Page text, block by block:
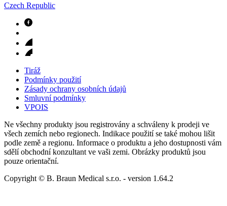
Czech Republic
Tiráž
Podmínky použití
Zásady ochrany osobních údajů
Smluvní podmínky
VPOIS
Ne všechny produkty jsou registrovány a schváleny k prodeji ve
všech zemích nebo regionech. Indikace použití se také mohou lišit
podle země a regionu. Informace o produktu a jeho dostupnosti vám
sdělí obchodní konzultant ve vaši zemi. Obrázky produktů jsou
pouze orientační.
Copyright © B. Braun Medical s.r.o. - version 1.64.2